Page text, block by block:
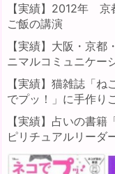
【実績】2012年
ご飯の講演
【実績】大阪・京
ニマルコミュニケー
【実績】猫雑誌「
でプッ！」に手作り
【実績】占いの書
ピリチュアルリーダ